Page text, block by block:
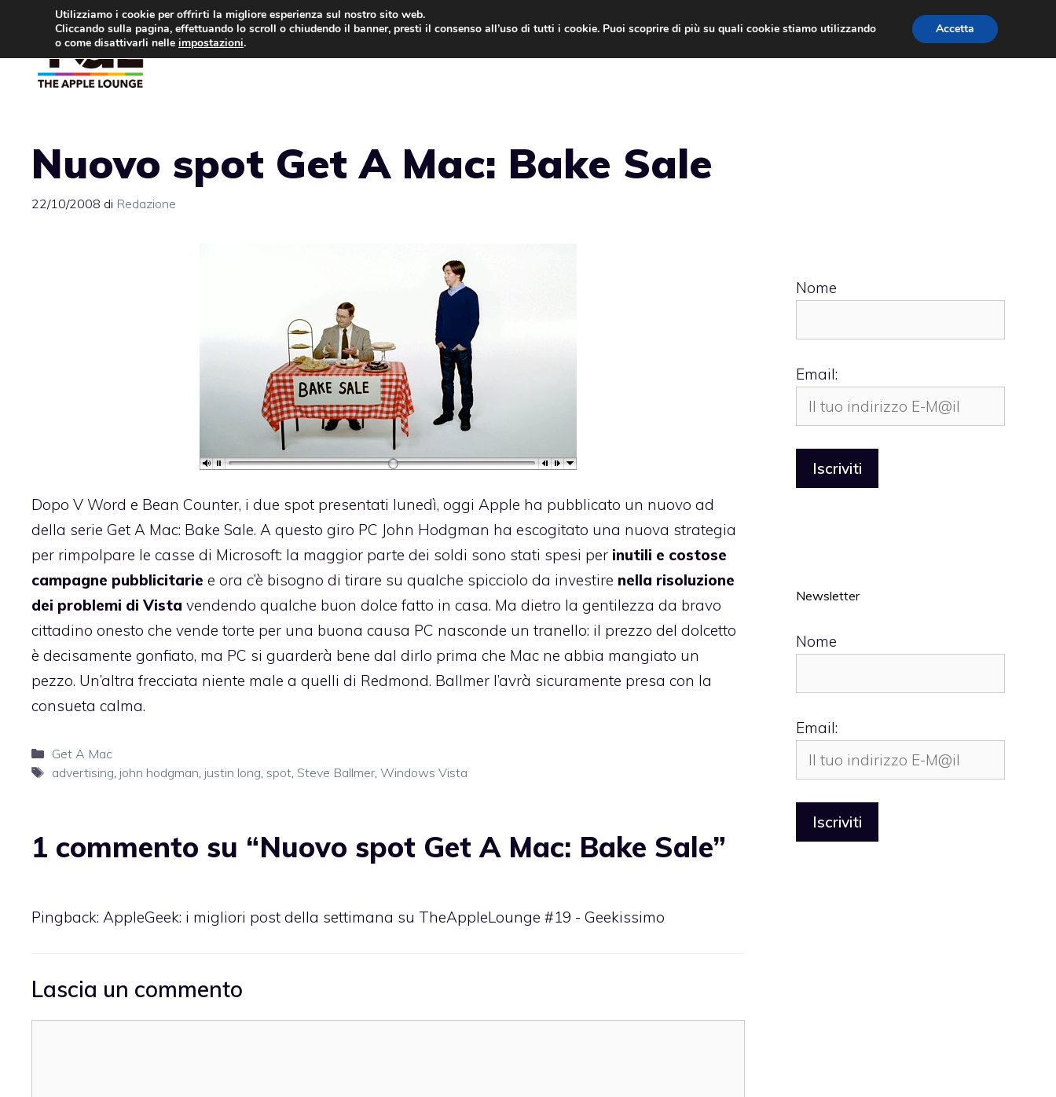
contenuto
Nuovo spot Get A Mac: Bake Sale
22/10/2008 di Redazione
Dopo V Word e Bean Counter, i due spot presentati lunedì, oggi Apple ha pubblicato un nuovo ad
della serie Get A Mac: Bake Sale. A questo giro PC John Hodgman ha escogitato una nuova strategia
per rimpolpare le casse di Microsoft: la maggior parte dei soldi sono stati spesi per inutili e costose
campagne pubblicitarie e ora c’è bisogno di tirare su qualche spicciolo da investire nella risoluzione
dei problemi di Vista vendendo qualche buon dolce fatto in casa. Ma dietro la gentilezza da bravo
cittadino onesto che vende torte per una buona causa PC nasconde un tranello: il prezzo del dolcetto
è decisamente gonfiato, ma PC si guarderà bene dal dirlo prima che Mac ne abbia mangiato un
pezzo. Un’altra frecciata niente male a quelli di Redmond. Ballmer l’avrà sicuramente presa con la
consueta calma.
Categorie
Get A Mac
Tag
advertising john hodgman justin long spot, Steve Ballmer, Windows Vista
1 commento su “Nuovo spot Get A Mac: Bake Sale”
Pingback: AppleGeek: i migliori post della settimana su TheAppleLounge #19 - Geekissimo
Lascia un commento
Nome
Email:
Newsletter
Nome
Email:
Utilizziamo i cookie per offrirti la migliore esperienza sul nostro sito web.
Cliccando sulla pagina, effettuando lo scroll o chiudendo il banner, presti il consenso all’uso di tutti i cookie. Puoi scoprire di più su quali cookie stiamo utilizzando
o come disattivarli nelle impostazioni.
Accetta